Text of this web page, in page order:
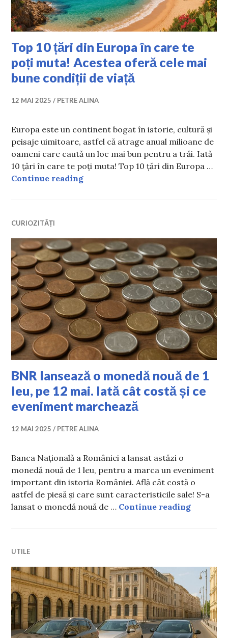
Top 10 țări din Europa în care te
poți muta! Acestea oferă cele mai
bune condiții de viață
12 MAI 2025 PETRE ALINA
Europa este un continent bogat în istorie, cultură și
peisaje uimitoare, astfel că atrage anual milioane de
oameni care caută un loc mai bun pentru a trăi. Iată
10 țări în care te poți muta! Top 10 țări din Europa …
Continue readingTop 10 țări din Europa în care te
CURIOZITĂȚI
BNR lansează o monedă nouă de 1
leu, pe 12 mai. Iată cât costă și ce
eveniment marchează
12 MAI 2025 PETRE ALINA
Banca Națională a României a lansat astăzi o
monedă nouă de 1 leu, pentru a marca un eveniment
important din istoria României. Află cât costă o
astfel de piesă și care sunt caracteristicile sale! S-a
lansat o monedă nouă de … Continue readingBNR
UTILE